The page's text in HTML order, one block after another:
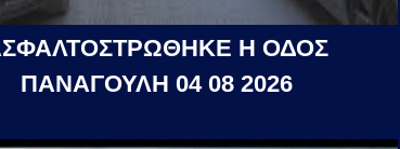
Η ΟΔΟΣ
ΠΑΝΑΓΟΥΛΗ 04 08 2026